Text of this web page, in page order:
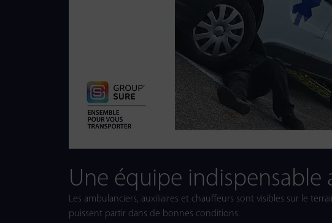
Une équipe
Les ambulanciers, auxiliaires et chauffeurs sont visibles sur le
puissent partir dans de bonnes conditions.